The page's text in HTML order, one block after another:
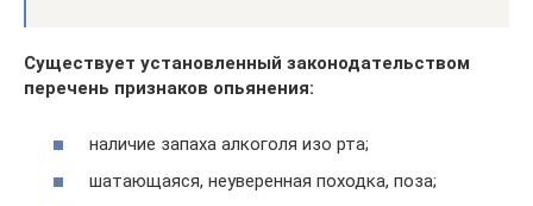
Существует установленный законодательством
перечень признаков опьянения:
наличие запаха алкоголя изо рта;
шатающаяся, неуверенная походка, поза;